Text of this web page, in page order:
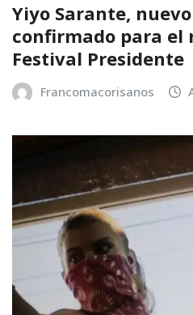
Yiyo Sarante,
confirmado para el
Festival Presidente
Francomacorisanos